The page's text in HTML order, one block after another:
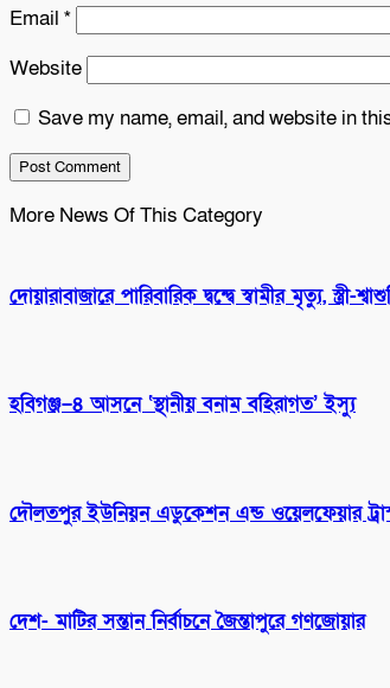
Email *
Website
Save my name, email, and website in
More News Of This Category
দোয়ারাবাজারে পারিবারিক দ্বন্দ্বে স্বামীর মৃত্যু, স্ত্রী-
হবিগঞ্জ–৪ আসনে ‘স্থানীয় বনাম বহিরাগত’ ইস্যু
দৌলতপুর ইউনিয়ন এডুকেশন এন্ড ওয়েলফেয়ার
দেশ- মাটির সন্তান নির্বাচনে জৈন্তাপুরে গণজোয়ার